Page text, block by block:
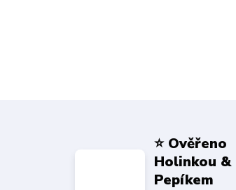
⭐ Ověřeno
Holinkou &
Pepíkem